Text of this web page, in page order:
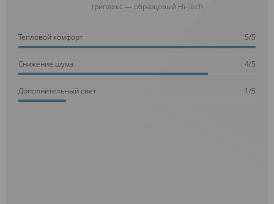
триплекс — образцовый Hi-Tech
Тепловой комфорт 5/5
Cнижение шума 4/5
Дополнительный свет 1/5